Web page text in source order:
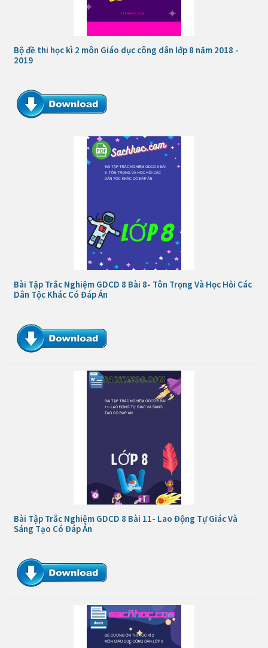
Bộ đề thi học kì 2 môn Giáo dục công dân lớp 8 năm 2018 -
2019
Bài Tập Trắc Nghiệm GDCD 8 Bài 8- Tôn Trọng Và Học Hỏi Các
Dân Tộc Khác Có Đáp Án
Bài Tập Trắc Nghiệm GDCD 8 Bài 11- Lao Động Tự Giác Và
Sáng Tạo Có Đáp Án